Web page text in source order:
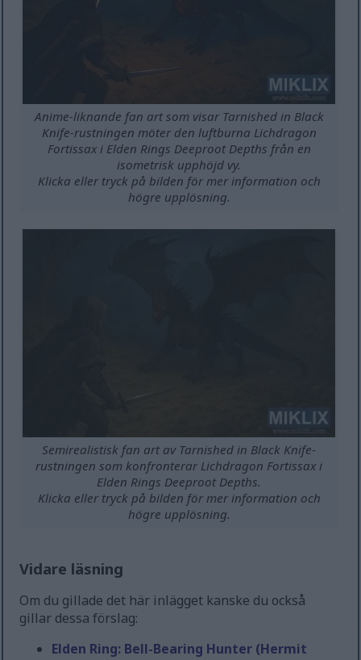
Anime-liknande fan art som visar Tarnished in Black
Knife-rustningen möter den luftburna Lichdragon
Fortissax i Elden Rings Deeproot Depths från en
isometrisk upphöjd vy.
Klicka eller tryck på bilden för mer information och
högre upplösning.
Semirealistisk fan art av Tarnished in Black Knife-
rustningen som konfronterar Lichdragon Fortissax i
Elden Rings Deeproot Depths.
Klicka eller tryck på bilden för mer information och
högre upplösning.
Vidare läsning
Om du gillade det här inlägget kanske du också
gillar dessa förslag:
Elden Ring: Bell-Bearing Hunter (Hermit